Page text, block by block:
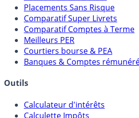
Meilleures Assurances-Vie
Meilleurs Fonds Euros
Placements Sans Risque
Comparatif Super Livrets
Comparatif Comptes à Terme
Meilleurs PER
Banques & Comptes rémunérés
Outils